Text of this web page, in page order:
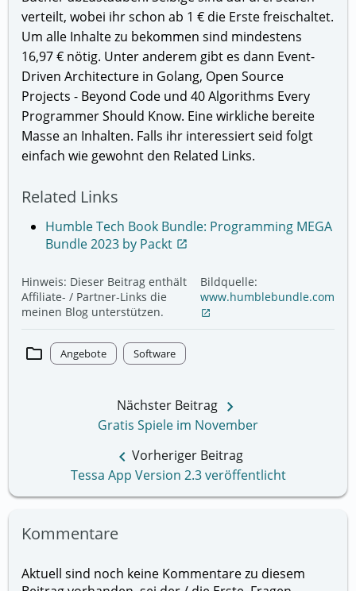
verteilt, wobei ihr schon ab 1 € die Erste freischaltet.
Um alle Inhalte zu bekommen sind mindestens
16,97 € nötig. Unter anderem gibt es dann Event-
Driven Architecture in Golang, Open Source
Projects - Beyond Code und 40 Algorithms Every
Programmer Should Know. Eine wirkliche bereite
Masse an Inhalten. Falls ihr interessiert seid folgt
einfach wie gewohnt den Related Links.
Related Links
Humble Tech Book Bundle: Programming MEGA
Bundle 2023 by Packt open_in_new
Hinweis: Dieser Beitrag enthält
Affiliate- / Partner-Links die
meinen Blog unterstützen.
Bildquelle:
www.humblebundle.com
open_in_new
folder Angebote Software
keyboard_arrow_left Vorheriger Beitrag
Tessa App Version 2.3 veröffentlicht
Nächster Beitrag keyboard_arrow_right
Gratis Spiele im November
Kommentare
Aktuell sind noch keine Kommentare zu diesem